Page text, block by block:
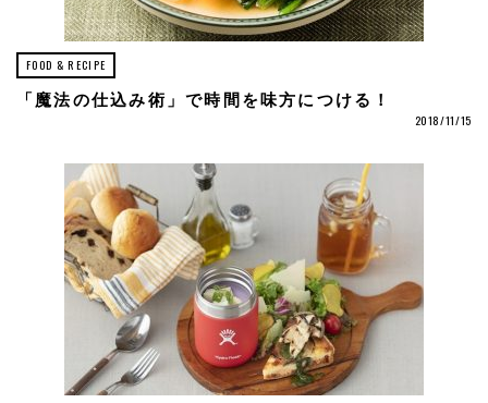
FOOD & RECIPE
「魔法の仕込み術」で時間を味方につける！
2018/11/15